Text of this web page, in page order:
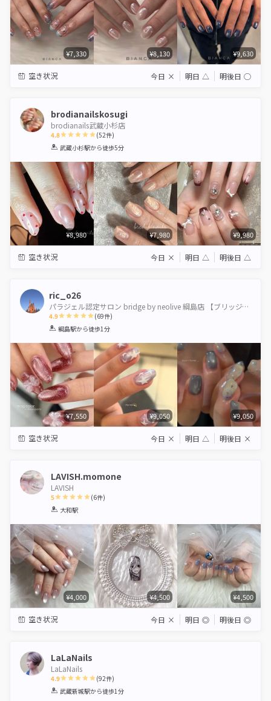
¥7,330 ¥8,130 ¥9,630
空き状況 今日 × 明日 △ 明後日 ◯
brodianailskosugi
brodianails武蔵小杉店
4.8
1 2 3 4 5
(52件)
武蔵小杉駅から徒歩5分
¥8,980 ¥7,980 ¥9,980
空き状況 今日 × 明日 △ 明後日 △
ric_o26
パラジェル認定サロン bridge by neolive 綱島店 【ブリッジバイネオリーブ】
4.9
1 2 3 4 5
(69件)
綱島駅から徒歩1分
¥7,550 ¥9,050 ¥9,050
空き状況 今日 × 明日 △ 明後日 ×
LAVISH.momone
LAVISH
5
1 2 3 4
(6件)
大和駅
¥4,000 ¥4,500 ¥4,500
空き状況 今日 × 明日 ◎ 明後日 ◎
LaLaNails
LaLaNails
4.9
1 2 3 4 5
(92件)
武蔵新城駅から徒歩1分